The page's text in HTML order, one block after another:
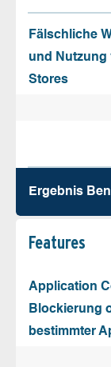
Fälschliche
und Nutzung
Stores
Ergebnis
Features
Application
Blockierung
bestimmter